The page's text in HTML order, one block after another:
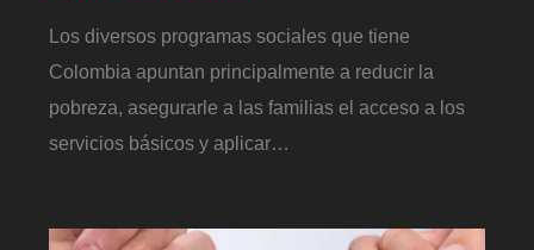
Los diversos programas sociales que tiene
Colombia apuntan principalmente a reducir la
pobreza, asegurarle a las familias el acceso a los
servicios básicos y aplicar…